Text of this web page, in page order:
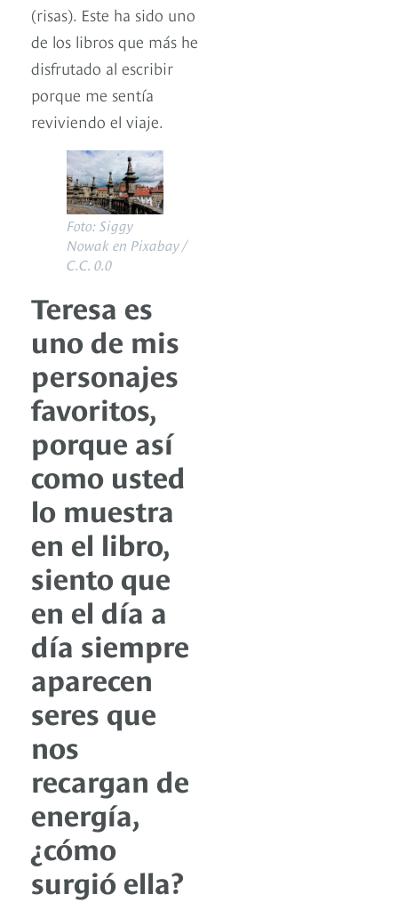
(risas). Este ha sido uno
de los libros que más he
disfrutado al escribir
porque me sentía
reviviendo el viaje.
Foto: Siggy
Nowak en Pixabay /
C.C. 0.0
Teresa es
uno de mis
personajes
favoritos,
porque así
como usted
lo muestra
en el libro,
siento que
en el día a
día siempre
aparecen
seres que
nos
recargan de
energía,
¿cómo
surgió ella?